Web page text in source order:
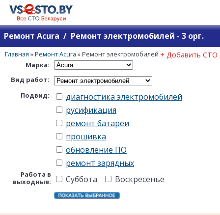
Ремонт Acura / Ремонт электромобилей - 3 орг.
Главная »Ремонт Acura »Ремонт электромобилей + Добавить СТО
Марка:
Вид работ:
Подвид:
диагностика электромобилей
русификация
ремонт батареи
прошивка
обновление ПО
ремонт зарядных
Работа в
выходные:
Суббота Воскресенье